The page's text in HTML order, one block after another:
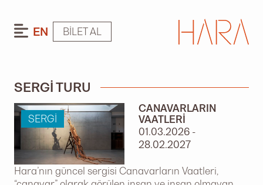
EN BILET AL
SERGI TURU
SERGI
CANAVARLARIN
VAATLERI
01.03.2026 -
28.02.2027
Hara’nın güncel sergisi Canavarların Vaatleri,